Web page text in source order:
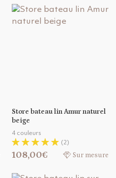
Store bateau lin Amur naturel
beige
4 couleurs
(2)
108,00€ Sur mesure